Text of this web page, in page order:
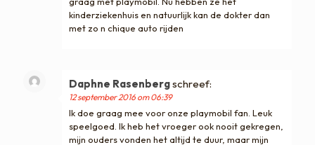
kinderziekenhuis en natuurlijk kan de dokter dan
met zo n chique auto rijden
Daphne Rasenbergschreef:
12 september 2016 om 06:39
Ik doe graag mee voor onze playmobil fan. Leuk
speelgoed. Ik heb het vroeger ook nooit gekregen,
mijn ouders vonden het altijd te duur, maar mijn